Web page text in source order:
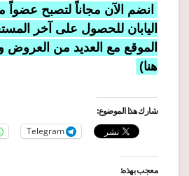
انضم الآن مجاناً لتصبح عضواً
اليابان للحصول على آخر
الموقع مع العديد من
هنا)
شارك هذا الموضوع:
Telegram
معجب بهذه: